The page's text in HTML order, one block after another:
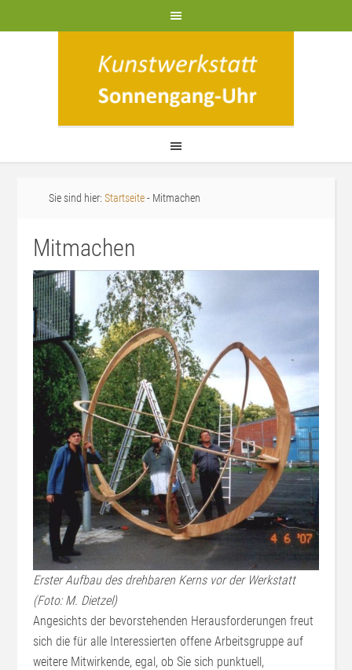
Sie sind hier:Startseite- Mitmachen
Mitmachen
Erster Aufbau des drehbaren Kerns vor der Werkstatt
(Foto: M. Dietzel)
Angesichts der bevorstehenden Herausforderungen freut
sich die für alle Interessierten offene Arbeitsgruppe auf
weitere Mitwirkende, egal, ob Sie sich punktuell,